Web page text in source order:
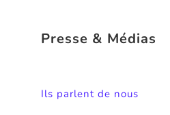
Presse & Médias
Ils parlent de nous